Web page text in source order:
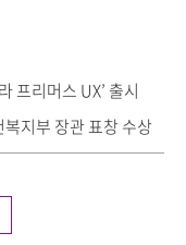
프리머스 UX’ 출시
복지부 장관 표창 수상